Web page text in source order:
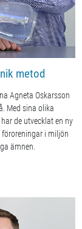
metod
Agneta Oskarsson
Med sina olika
de utvecklat en ny
i miljön
ämnen.